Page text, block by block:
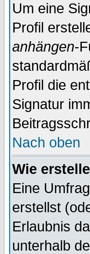
Um eine
Profil
anhängen-
Profil die
Signatur
Nach oben
Wie
Eine
erstellst
Erlaubnis
unterhalb